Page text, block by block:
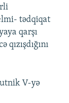
tədqiqat
qarşı
V-yə